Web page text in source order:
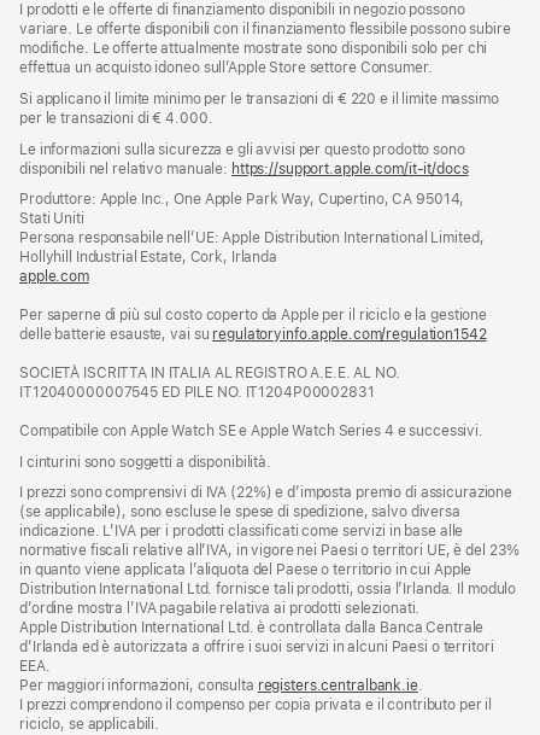
I prodotti e le offerte di finanziamento disponibili in negozio possono
variare. Le offerte disponibili con il finanziamento flessibile possono subire
modifiche. Le offerte attualmente mostrate sono disponibili solo per chi
effettua un acquisto idoneo sull’Apple Store settore Consumer.
Si applicano il limite minimo per le transazioni di € 220 e il limite massimo
per le transazioni di € 4.000.
Le informazioni sulla sicurezza e gli avvisi per questo prodotto sono
disponibili nel relativo manuale: https://support.apple.com/it-it/docs(si
finestra)
Produttore: Apple Inc., One Apple Park Way, Cupertino, CA 95014,
Stati Uniti
Persona responsabile nell’UE: Apple Distribution International Limited,
Hollyhill Industrial Estate, Cork, Irlanda
apple.com(si
una
nuova
Per saperne di più sul costo coperto da Apple per il riciclo e la gestione
delle batterie esauste, vai su regulatoryinfo.apple.com/regulation1542(si
SOCIETÀ ISCRITTA IN ITALIA AL REGISTRO A.E.E. AL NO.
IT12040000007545 ED PILE NO. IT1204P00002831
Compatibile con Apple Watch SE e Apple Watch Series 4 e successivi.
I cinturini sono soggetti a disponibilità.
I prezzi sono comprensivi di IVA (22%) e d’imposta premio di assicurazione
(se applicabile), sono escluse le spese di spedizione, salvo diversa
indicazione. L’IVA per i prodotti classificati come servizi in base alle
normative fiscali relative all’IVA, in vigore nei Paesi o territori UE, è del 23%
in quanto viene applicata l’aliquota del Paese o territorio in cui Apple
Distribution International Ltd. fornisce tali prodotti, ossia l’Irlanda. Il modulo
d’ordine mostra l’IVA pagabile relativa ai prodotti selezionati.
Apple Distribution International Ltd. è controllata dalla Banca Centrale
d’Irlanda ed è autorizzata a offrire i suoi servizi in alcuni Paesi o territori
EEA.
Per maggiori informazioni, consulta registers.centralbank.ie.
I prezzi comprendono il compenso per copia privata e il contributo per il
riciclo, se applicabili.